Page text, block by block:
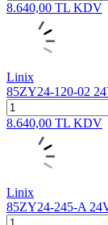
8.640,00 TL KDV
Linix
85ZY24-120-02
8.640,00 TL KDV
Linix
85ZY24-245-A